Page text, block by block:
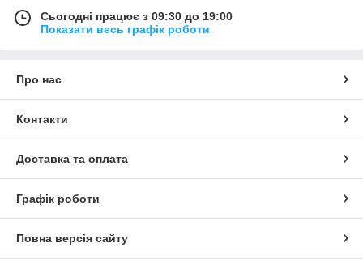
Сьогодні працює з 09:30 до 19:00
Показати весь графік роботи
Про нас
Контакти
Доставка та оплата
Графік роботи
Повна версія сайту